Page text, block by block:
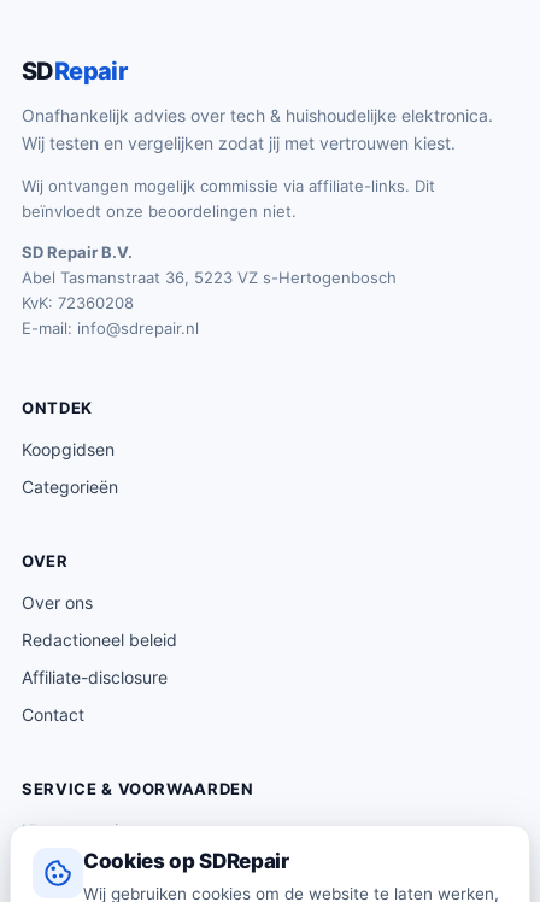
Cookies op SDRepair
Wij gebruiken cookies om de website te laten werken,
SDRepair
Onafhankelijk advies over tech & huishoudelijke elektronica.
Wij testen en vergelijken zodat jij met vertrouwen kiest.
Wij ontvangen mogelijk commissie via affiliate-links. Dit
beïnvloedt onze beoordelingen niet.
SD Repair B.V.
Abel Tasmanstraat 36, 5223 VZ s-Hertogenbosch
KvK: 72360208
E-mail: info@sdrepair.nl
ONTDEK
Koopgidsen
Categorieën
OVER
Over ons
Redactioneel beleid
Affiliate-disclosure
Contact
SERVICE & VOORWAARDEN
Klantenservice
Verzending & levering